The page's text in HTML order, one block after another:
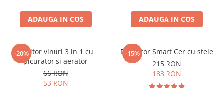
ADAUGA IN COS ADAUGA IN COS
-20%
Racitor vinuri 3 in 1 cu
picurator si aerator
66 RON
53 RON
-15%
Proiector Smart Cer cu stele
215 RON
183 RON